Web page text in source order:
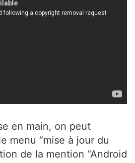
en main, on peut
menu “mise à jour du
de la mention “Android